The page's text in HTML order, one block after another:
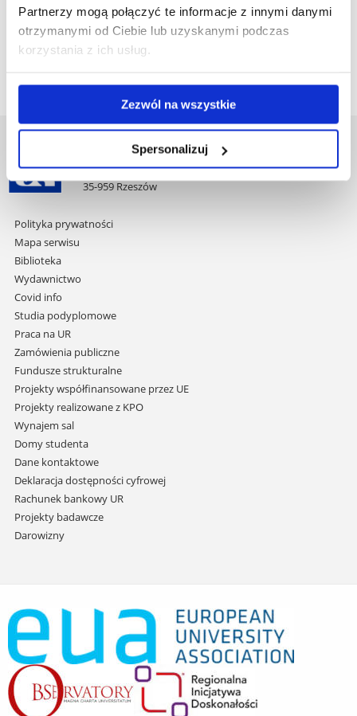
Partnerzy mogą połączyć te informacje z innymi danymi
otrzymanymi od Ciebie lub uzyskanymi podczas
korzystania z ich usług.
Zezwól na wszystkie
Spersonalizuj
Zasady przeliczania wyników znajdują się tutaj.
Opis kierunku i/lub specjalności znajduje się
Uniwersytet Rzeszowski
Al. Tadeusza Rejtana 16C
35-959 Rzeszów
Pomiń
nawigację
i
przejdź
do
treści
Polityka prywatności
Mapa serwisu
Biblioteka
Wydawnictwo
Covid info
Studia podyplomowe
Praca na UR
Zamówienia publiczne
Fundusze strukturalne
Projekty współfinansowane przez UE
Projekty realizowane z KPO
Wynajem sal
Domy studenta
Dane kontaktowe
Deklaracja dostępności cyfrowej
Rachunek bankowy UR
Projekty badawcze
Darowizny